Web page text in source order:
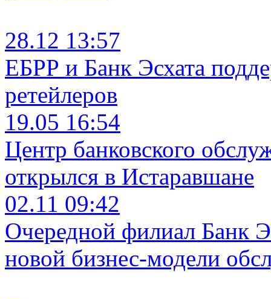
28.12 13:57
ЕБРР и Банк Эсхата
ретейлеров
19.05 16:54
Центр банковского
открылся в Истаравшане
02.11 09:42
Очередной филиал Банк
новой бизнес-модели